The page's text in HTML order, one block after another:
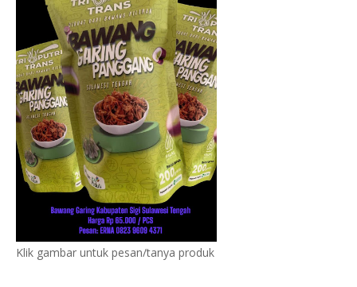
Klik gambar untuk pesan/tanya produk